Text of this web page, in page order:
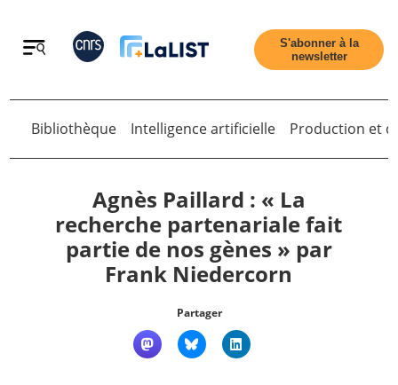
Retour
Qui sommes nous ?
S'abonner à la
newsletter
Bibliothèque
Intelligence artificielle Production et
Agnès Paillard : « La
recherche partenariale fait
partie de nos gènes » par
Frank Niedercorn
Partager